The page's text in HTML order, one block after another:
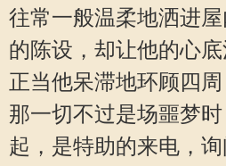
往常一般温柔地洒进
的陈设，却让他的心底
正当他呆滞地环顾四
那一切不过是场噩梦
起，是特助的来电，